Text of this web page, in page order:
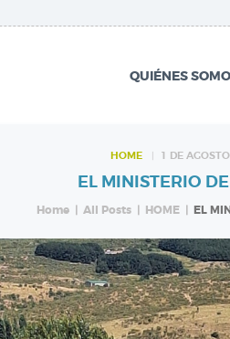
QUIÉNES
HOME 1 DE
EL MINISTERIO
Home All Posts HOME EL
QUIÉNES
NUESTRA
QUÉ HACEMOS
NOTICIAS